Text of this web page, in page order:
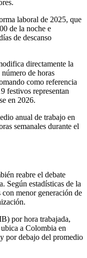
laboral de 2025, que
de la noche e
de descanso
directamente la
de horas
como referencia
festivos representan
en 2026.
anual de trabajo en
semanales durante el
reabre el debate
Según estadísticas de la
menor generación de
por hora trabajada,
a Colombia en
por debajo del promedio